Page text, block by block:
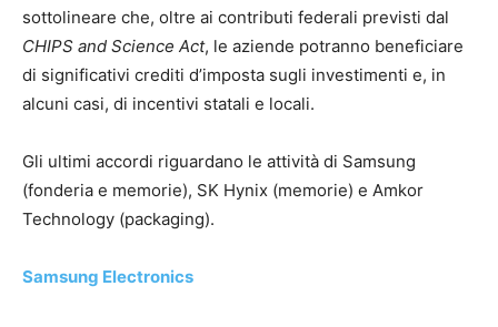
sottolineare che, oltre ai contributi federali previsti dal
CHIPS and Science Act, le aziende potranno beneficiare
di significativi crediti d’imposta sugli investimenti e, in
alcuni casi, di incentivi statali e locali.
Gli ultimi accordi riguardano le attività di Samsung
(fonderia e memorie), SK Hynix (memorie) e Amkor
Technology (packaging).
Samsung Electronics